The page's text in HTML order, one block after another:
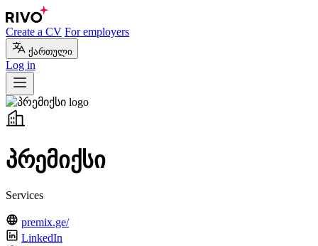
Create a CV For employers
ქართული
Log in
პრემიქსი
Services
premix.ge/
LinkedIn